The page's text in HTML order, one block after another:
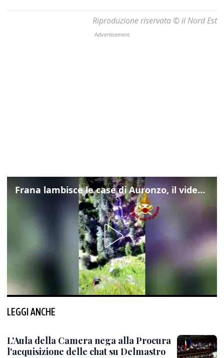
Riproduzione riservata © il Nord Est
Frana lambisce le case di Auronzo, il video dall'elicottero dei vigili del fuoco
LEGGI ANCHE
L'Aula della Camera nega alla Procura
l'acquisizione delle chat su Delmastro